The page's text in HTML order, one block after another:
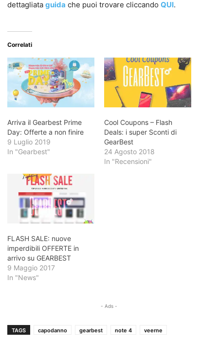
dettagliata guida che puoi trovare cliccando QUI.
Correlati
Arriva il Gearbest Prime
Day: Offerte a non finire
9 Luglio 2019
In "Gearbest"
Cool Coupons – Flash
Deals: i super Sconti di
GearBest
24 Agosto 2018
In "Recensioni"
FLASH SALE: nuove
imperdibili OFFERTE in
arrivo su GEARBEST
9 Maggio 2017
In "News"
- Ads -
TAGS capodanno gearbest note 4 veerne